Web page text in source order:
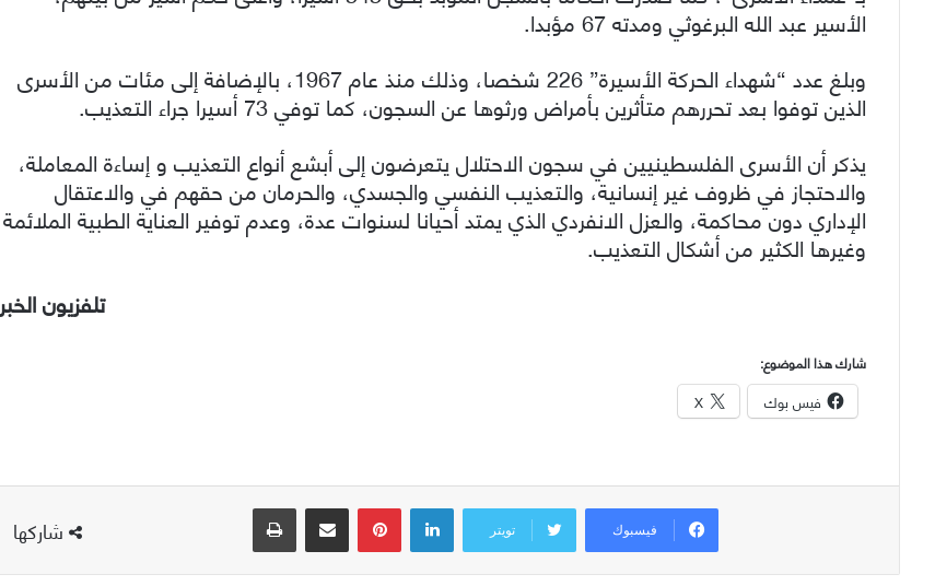
الأسير عبد الله البرغوثي ومدته 67 مؤبدا.
وبلغ عدد “شهداء الحركة الأسيرة” 226 شخصا، وذلك منذ عام 1967، بالإضافة إلى مئات من الأسرى
الذين توفوا بعد تحررهم متأثرين بأمراض ورثوها عن السجون، كما توفي 73 أسيرا جراء التعذيب.
يذكر أن الأسرى الفلسطينيين في سجون الاحتلال يتعرضون إلى أبشع أنواع التعذيب و إساءة المعاملة،
والاحتجاز في ظروف غير إنسانية، والتعذيب النفسي والجسدي، والحرمان من حقهم في والاعتقال
الإداري دون محاكمة، والعزل الانفردي الذي يمتد أحيانا لسنوات عدة، وعدم توفير العناية الطبية الملائمة
وغيرها الكثير من أشكال التعذيب.
تلفزيون الخبر
شارك هذا الموضوع:
فيس بوك X
شاركها فيسبوك تويتر
لينكدإن بينتيريست مشاركة عبر البريد طباعة